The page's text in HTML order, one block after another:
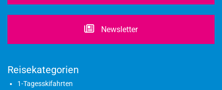
Newsletter
Reisekategorien
1-Tagesskifahrten